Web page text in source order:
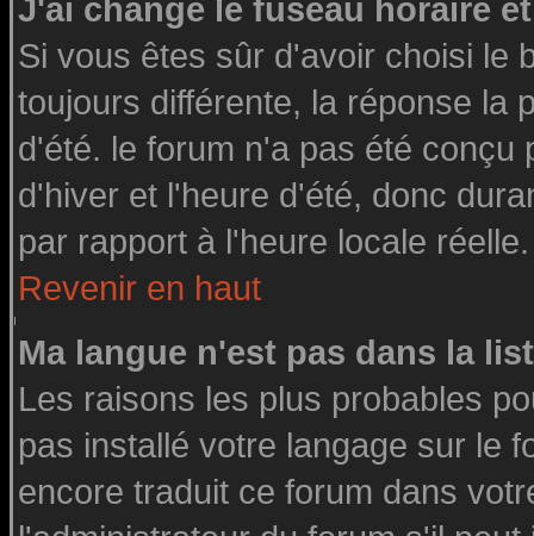
J'ai changé le fuseau horaire
Si vous êtes sûr d'avoir choisi le
toujours différente, la réponse la
d'été. le forum n'a pas été conçu
d'hiver et l'heure d'été, donc
par rapport à l'heure locale réelle.
Revenir en haut
Ma langue n'est pas dans la
Les raisons les plus probables
pas installé votre langage sur le
encore traduit ce forum dans